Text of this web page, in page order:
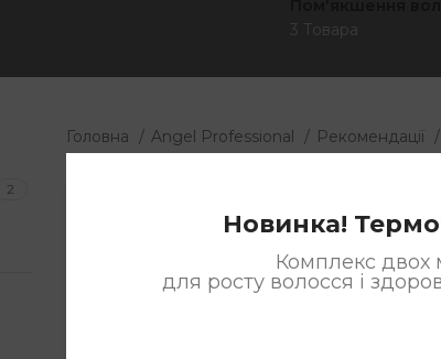
Новинка!
Комплекс двох
для росту волосся і
3 Товара
2
Головна Angel Professional Рекомендації